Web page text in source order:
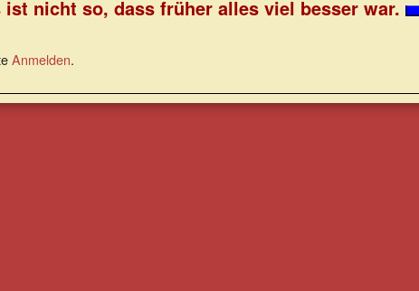
ist nicht so, dass früher alles viel besser war.
Anmelden.